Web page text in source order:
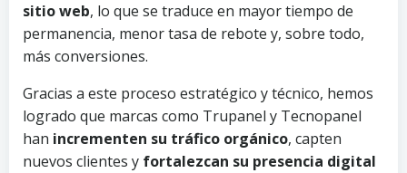
sitio web, lo que se traduce en mayor tiempo de
permanencia, menor tasa de rebote y, sobre todo,
más conversiones.
Gracias a este proceso estratégico y técnico, hemos
logrado que marcas como Trupanel y Tecnopanel
han incrementen su tráfico orgánico, capten
nuevos clientes y fortalezcan su presencia digital